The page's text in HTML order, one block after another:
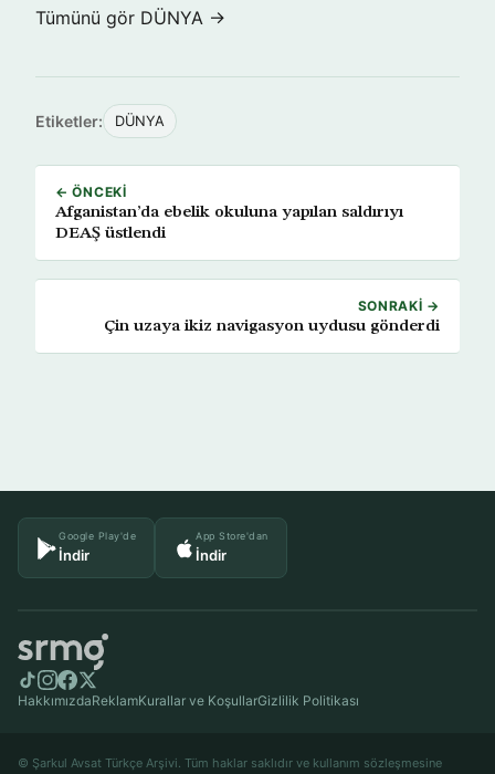
Tümünü gör DÜNYA →
Etiketler: DÜNYA
← ÖNCEKI
Afganistan’da ebelik okuluna yapılan saldırıyı
DEAŞ üstlendi
SONRAKI →
Çin uzaya ikiz navigasyon uydusu gönderdi
Google Play'de
İndir
App Store'dan
İndir
HakkımızdaReklamKurallar ve KoşullarGizlilik Politikası
© Şarkul Avsat Türkçe Arşivi. Tüm haklar saklıdır ve kullanım sözleşmesine